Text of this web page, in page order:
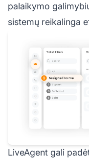
palaikymo
sistemų reikalinga
LiveAgent gali